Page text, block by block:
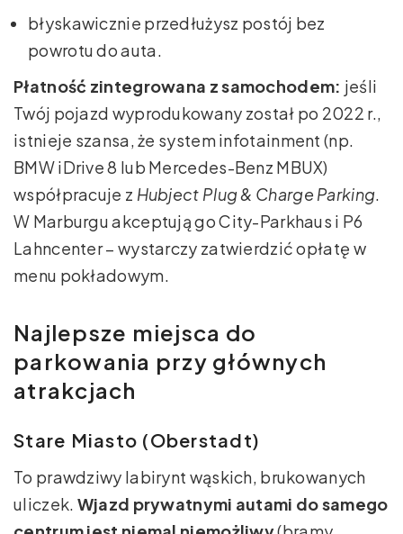
błyskawicznie przedłużysz postój bez
powrotu do auta.
Płatność zintegrowana z samochodem: jeśli
Twój pojazd wyprodukowany został po 2022 r.,
istnieje szansa, że system infotainment (np.
BMW iDrive 8 lub Mercedes-Benz MBUX)
współpracuje z Hubject Plug & Charge Parking.
W Marburgu akceptują go City-Parkhaus i P6
Lahncenter – wystarczy zatwierdzić opłatę w
menu pokładowym.
Najlepsze miejsca do
parkowania przy głównych
atrakcjach
Stare Miasto (Oberstadt)
To prawdziwy labirynt wąskich, brukowanych
uliczek. Wjazd prywatnymi autami do samego